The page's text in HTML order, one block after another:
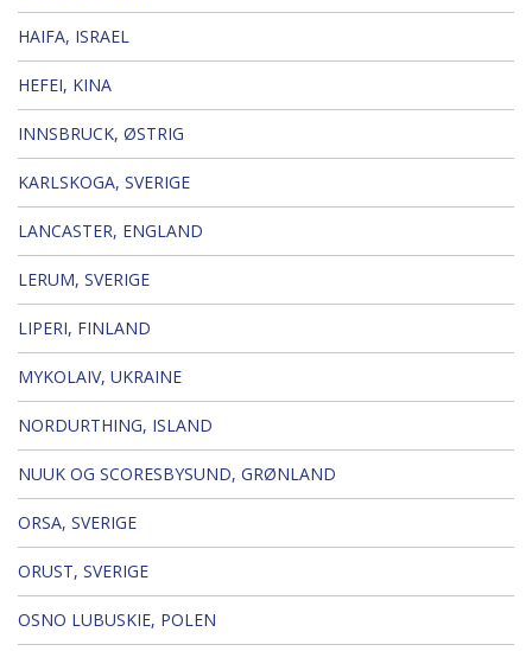
HAIFA, ISRAEL
HEFEI, KINA
INNSBRUCK, ØSTRIG
KARLSKOGA, SVERIGE
LANCASTER, ENGLAND
LERUM, SVERIGE
LIPERI, FINLAND
MYKOLAIV, UKRAINE
NORDURTHING, ISLAND
NUUK OG SCORESBYSUND, GRØNLAND
ORSA, SVERIGE
ORUST, SVERIGE
OSNO LUBUSKIE, POLEN